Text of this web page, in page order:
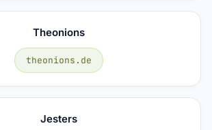
Theonions
theonions.de
Jesters